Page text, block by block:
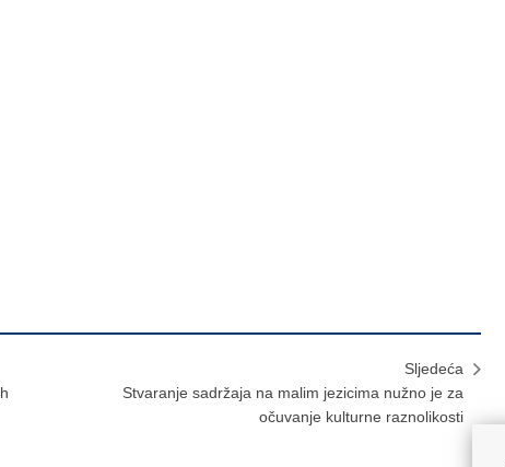
Sljedeća
Stvaranje sadržaja na malim jezicima nužno je za
očuvanje kulturne raznolikosti